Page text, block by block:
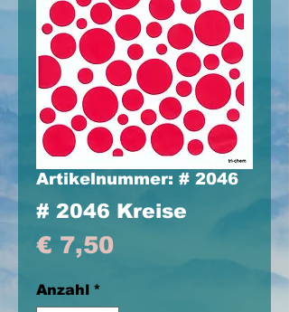
Artikelnummer: # 2046
# 2046 Kreise
€ 7,50Preis
Anzahl *